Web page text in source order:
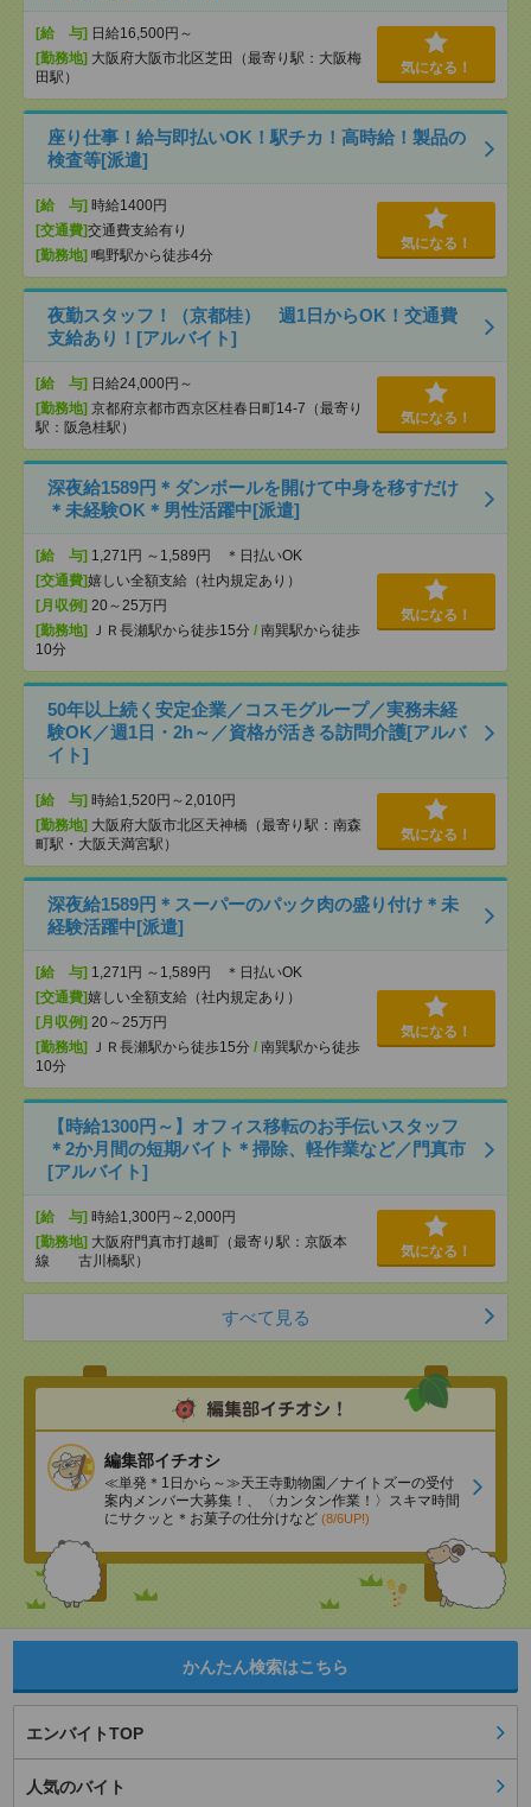
[給 与] 日給16,500円～
[勤務地] 大阪府大阪市北区芝田（最寄り駅：大阪梅
田駅）
気になる！
座り仕事！給与即払いOK！駅チカ！高時給！製品の
検査等[派遣]
[給 与] 時給1400円
[交通費]交通費支給有り
[勤務地] 鴫野駅から徒歩4分
気になる！
夜勤スタッフ！（京都桂） 週1日からOK！交通費
支給あり！[アルバイト]
[給 与] 日給24,000円～
[勤務地] 京都府京都市西京区桂春日町14-7（最寄り
駅：阪急桂駅）
気になる！
深夜給1589円＊ダンボールを開けて中身を移すだけ
＊未経験OK＊男性活躍中[派遣]
[給 与] 1,271円 ～1,589円 ＊日払いOK
[交通費]嬉しい全額支給（社内規定あり）
[月収例] 20～25万円
[勤務地]
ＪＲ長瀬駅から徒歩15分 / 南巽駅から徒歩
10分
気になる！
50年以上続く安定企業／コスモグループ／実務未経
験OK／週1日・2h～／資格が活きる訪問介護[アルバ
イト]
[給 与] 時給1,520円～2,010円
[勤務地] 大阪府大阪市北区天神橋（最寄り駅：南森
町駅・大阪天満宮駅）
気になる！
深夜給1589円＊スーパーのパック肉の盛り付け＊未
経験活躍中[派遣]
[給 与] 1,271円 ～1,589円 ＊日払いOK
[交通費]嬉しい全額支給（社内規定あり）
[月収例] 20～25万円
[勤務地]
ＪＲ長瀬駅から徒歩15分 / 南巽駅から徒歩
10分
気になる！
【時給1300円～】オフィス移転のお手伝いスタッフ
＊2か月間の短期バイト＊掃除、軽作業など／門真市
[アルバイト]
[給 与] 時給1,300円～2,000円
[勤務地] 大阪府門真市打越町（最寄り駅：京阪本
線 古川橋駅）
気になる！
すべて見る
編集部イチオシ
≪単発＊1日から～≫天王寺動物園／ナイトズーの受付
案内メンバー大募集！、〈カンタン作業！〉スキマ時間
にサクッと＊お菓子の仕分けなど (8/6UP!)
かんたん検索はこちら
エンバイトTOP
人気のバイト